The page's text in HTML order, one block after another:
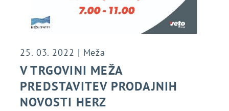
25. 03. 2022 | Meža
V TRGOVINI MEŽA
PREDSTAVITEV PRODAJNIH
NOVOSTI HERZ